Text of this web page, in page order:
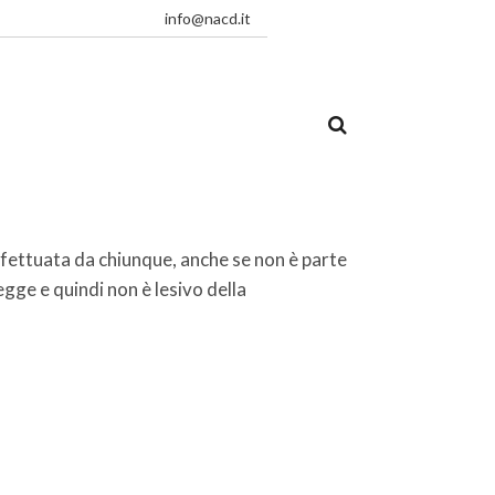
info@nacd.it
da chiunque, anche se non è parte
e quindi non è lesivo della